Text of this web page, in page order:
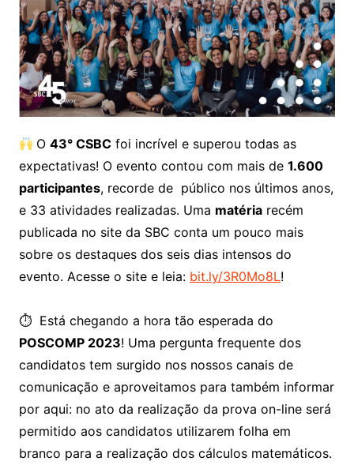
O43° CSBC foi incrível e superou todas as
expectativas! O evento contou com mais de 1.600
participantes, recorde de público nos últimos anos,
e 33 atividades realizadas. Uma matériarecém
publicada no site da SBC conta um pouco mais
sobre os destaques dos seis dias intensos do
evento. Acesse o site e leia: bit.ly/3R0Mo8L!
⏱ ️ Está chegando a hora tão esperada do
POSCOMP 2023! Uma pergunta frequente dos
candidatos tem surgido nos nossos canais de
comunicação e aproveitamos para também informar
por aqui: no ato da realização da prova on-line será
permitido aos candidatos utilizarem folha em
branco para a realização dos cálculos matemáticos.